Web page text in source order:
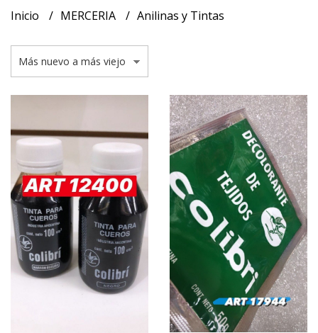
Inicio MERCERIA Anilinas y Tintas